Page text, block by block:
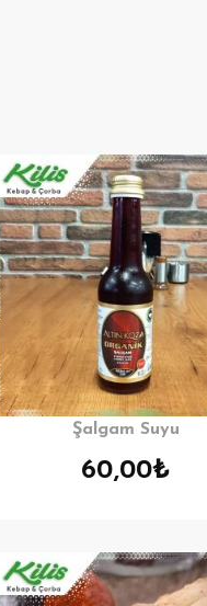
Şalgam Suyu
60,00₺